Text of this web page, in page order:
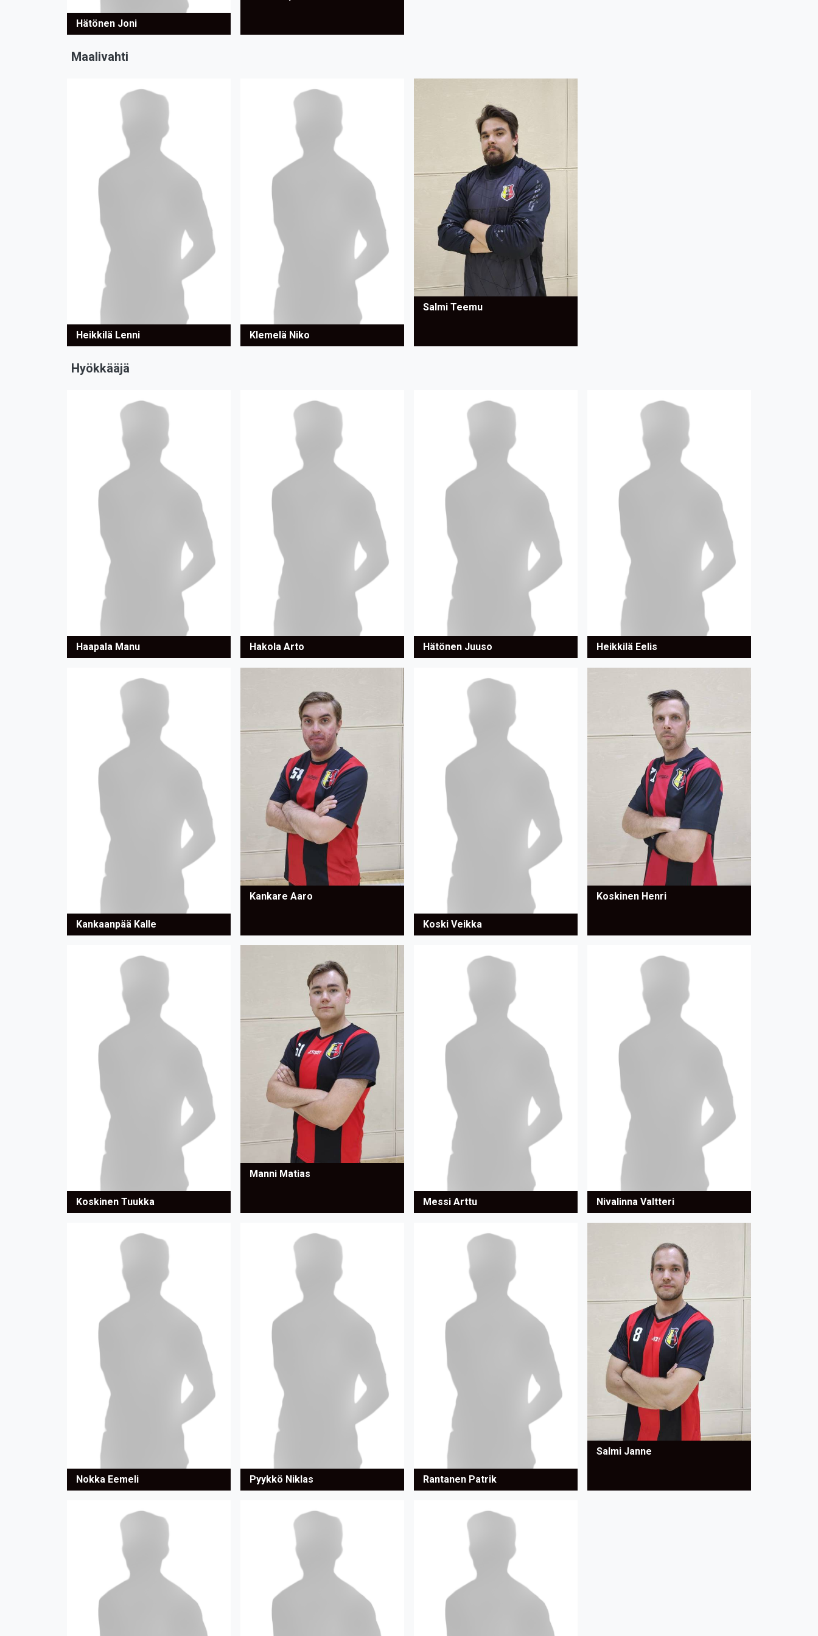
Hätönen Joni
Maalivahti
Heikkilä Lenni Klemelä Niko
Salmi Teemu
Hyökkääjä
Haapala Manu Hakola Arto Hätönen Juuso Heikkilä Eelis
Kankaanpää Kalle
Kankare Aaro
Koski Veikka
Koskinen Henri
Koskinen Tuukka
Manni Matias
Messi Arttu Nivalinna Valtteri
Nokka Eemeli Pyykkö Niklas Rantanen Patrik
Salmi Janne